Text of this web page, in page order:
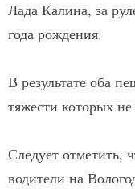
Лада Калина, за
года рождения.
В результате оба
тяжести которых
Следует отметить,
водители на